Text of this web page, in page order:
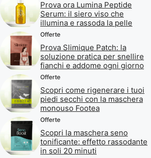
Prova ora Lumina Peptide
Serum: il siero viso che
illumina e rassoda la pelle
Offerte
Prova Slimique Patch: la
soluzione pratica per snellire
fianchi e addome ogni giorno
Offerte
Scopri come rigenerare i tuoi
piedi secchi con la maschera
monouso Footea
Offerte
Scopri la maschera seno
tonificante: effetto rassodante
in soli 20 minuti